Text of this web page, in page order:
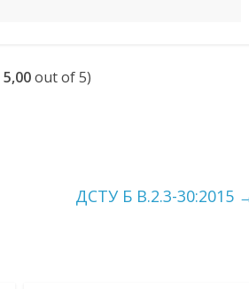
5,00out of 5)
ДСТУ Б В.2.3-30:2015